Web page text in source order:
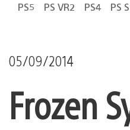
PS5 PS VR2 PS4 PS
05/09/2014
Frozen